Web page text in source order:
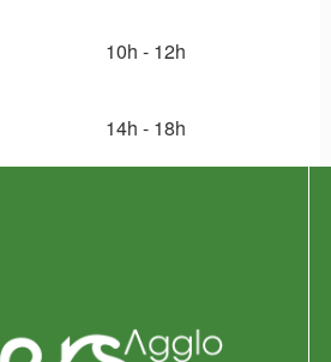
10h - 12h
14h - 18h